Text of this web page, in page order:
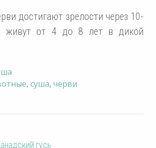
достигают зрелости через 10-
живут от 4 до 8 лет в дикой
, суша, черви
гусь